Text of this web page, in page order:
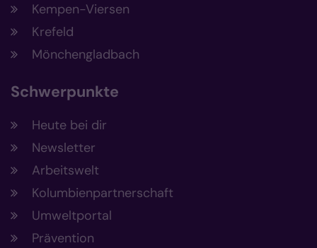
Kempen-Viersen
Krefeld
Mönchengladbach
Schwerpunkte
Heute bei dir
Newsletter
Arbeitswelt
Kolumbienpartnerschaft
Umweltportal
Prävention